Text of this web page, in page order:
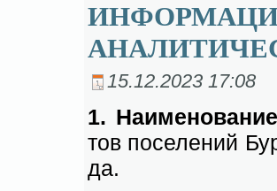
15.12.2023 17:08
1.
тов по­се­ле­ний
да.